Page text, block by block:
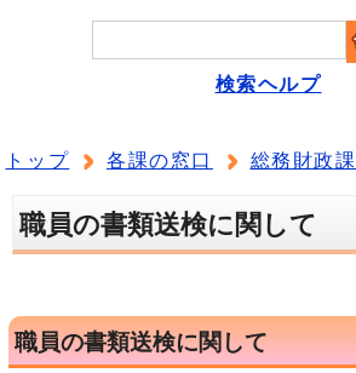
検索ヘルプ
トップ 各課の窓口 総務財政課
職員の書類送検に関して
職員の書類送検に関して